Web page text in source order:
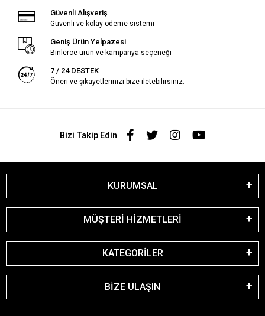
Güvenli Alışveriş
Güvenli ve kolay ödeme sistemi
Geniş Ürün Yelpazesi
Binlerce ürün ve kampanya seçeneği
7 / 24 DESTEK
Öneri ve şikayetlerinizi bize iletebilirsiniz.
Bizi Takip Edin
KURUMSAL
MÜŞTERİ HİZMETLERİ
KATEGORİLER
BİZE ULAŞIN